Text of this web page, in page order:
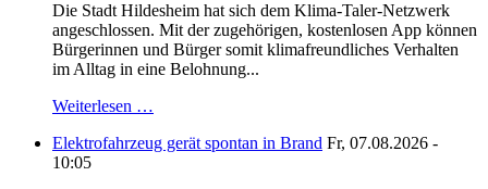
Die Stadt Hildesheim hat sich dem Klima-Taler-Netzwerk
angeschlossen. Mit der zugehörigen, kostenlosen App können
Bürgerinnen und Bürger somit klimafreundliches Verhalten
im Alltag in eine Belohnung...
Weiterlesen …
Elektrofahrzeug gerät spontan in Brand Fr, 07.08.2026 -
10:05